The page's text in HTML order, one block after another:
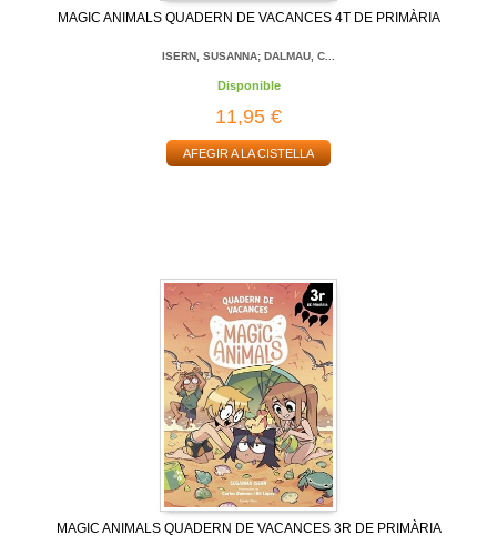
MAGIC ANIMALS QUADERN DE VACANCES 4T DE PRIMÀRIA
ISERN, SUSANNA; DALMAU, C...
Disponible
11,95 €
AFEGIR A LA CISTELLA
MAGIC ANIMALS QUADERN DE VACANCES 3R DE PRIMÀRIA